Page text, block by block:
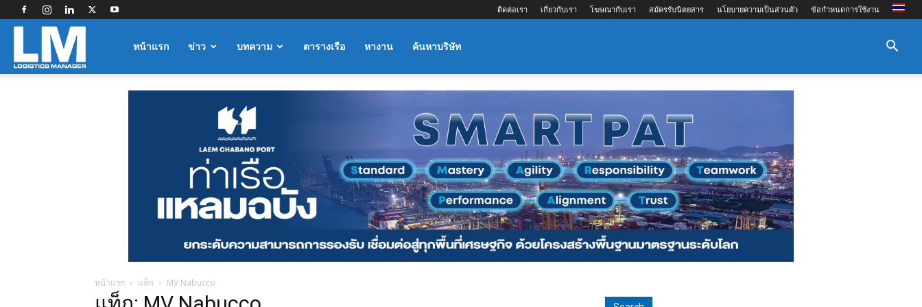
ติดต่อเรา เกี่ยวกับเรา โฆษณากับเรา สมัครรับนิตยสาร นโยบายความเป็นส่วนตัว ข้อกำหนดการใช้งาน
Logisticsหน้าแรก ข่าว บทความ ตารางเรือ หางาน ค้นหาบริษัท
หน้าแรก แท็ก MV Nabucco